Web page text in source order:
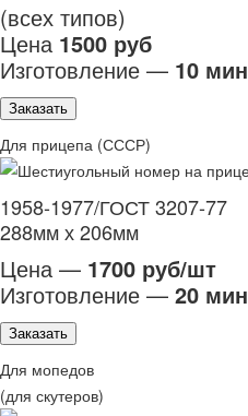
(всех типов)
Цена 1500 руб
Изготовление — 10 мин
Заказать
Для прицепа (СССР)
1958-1977/ГОСТ 3207-77
288мм х 206мм
Цена — 1700 руб/шт
Изготовление — 20 мин
Заказать
Для мопедов
(для скутеров)